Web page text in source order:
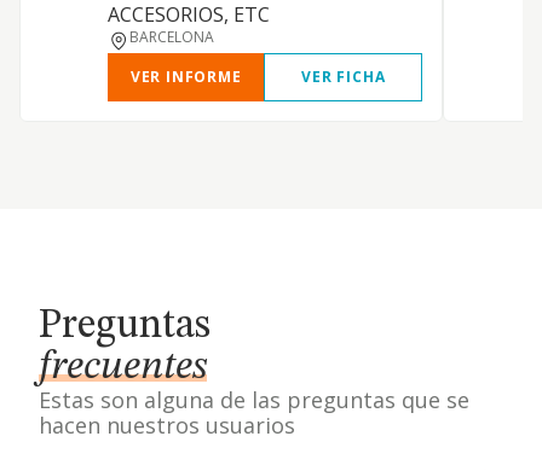
ACCESORIOS, ETC
BARCELONA
VER INFORME
VER FICHA
Preguntas
frecuentes
Estas son alguna de las preguntas que se
hacen nuestros usuarios